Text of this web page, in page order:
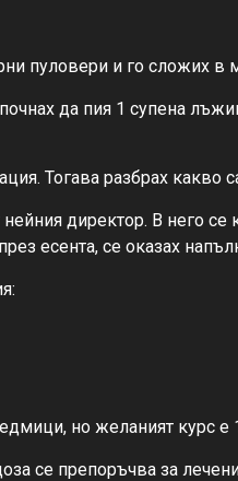
пуловери и го сложих в
да пия 1 супена
Тогава разбрах какво
директор. В него
есента, се оказах
но желаният курс е
се препоръчва за